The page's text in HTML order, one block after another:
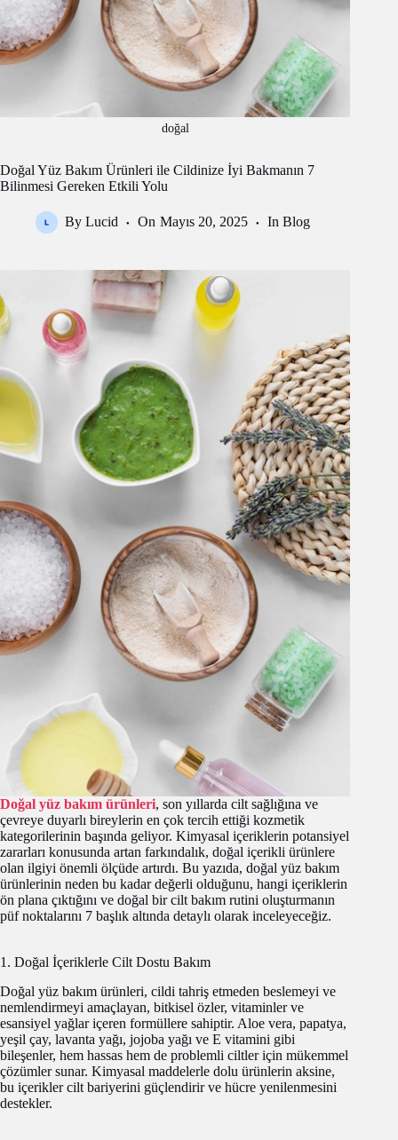
doğal
Doğal Yüz Bakım Ürünleri ile Cildinize İyi Bakmanın 7
Bilinmesi Gereken Etkili Yolu
By Lucid On Mayıs 20, 2025 In Blog
Doğal yüz bakım ürünleri, son yıllarda cilt sağlığına ve
çevreye duyarlı bireylerin en çok tercih ettiği kozmetik
kategorilerinin başında geliyor. Kimyasal içeriklerin potansiyel
zararları konusunda artan farkındalık, doğal içerikli ürünlere
olan ilgiyi önemli ölçüde artırdı. Bu yazıda, doğal yüz bakım
ürünlerinin neden bu kadar değerli olduğunu, hangi içeriklerin
ön plana çıktığını ve doğal bir cilt bakım rutini oluşturmanın
püf noktalarını 7 başlık altında detaylı olarak inceleyeceğiz.
1. Doğal İçeriklerle Cilt Dostu Bakım
Doğal yüz bakım ürünleri, cildi tahriş etmeden beslemeyi ve
nemlendirmeyi amaçlayan, bitkisel özler, vitaminler ve
esansiyel yağlar içeren formüllere sahiptir. Aloe vera, papatya,
yeşil çay, lavanta yağı, jojoba yağı ve E vitamini gibi
bileşenler, hem hassas hem de problemli ciltler için mükemmel
çözümler sunar. Kimyasal maddelerle dolu ürünlerin aksine,
bu içerikler cilt bariyerini güçlendirir ve hücre yenilenmesini
destekler.